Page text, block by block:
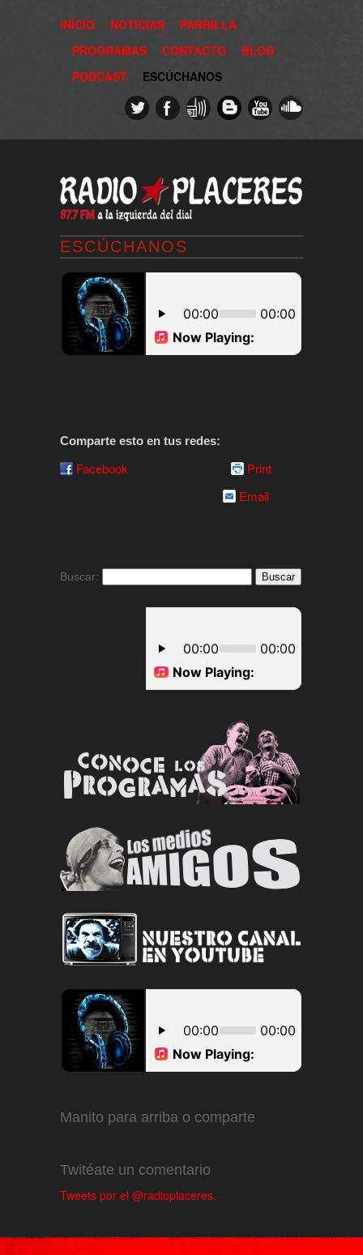
INICIO NOTICIAS
PARRILLA
PROGRAMAS
CONTACTO
BLOG
PODCAST
ESCÚCHANOS
ESCÚCHANOS
Comparte esto en tus redes:
Facebook
Print
Email
Buscar:
Manito para arriba o comparte
Twitéate un comentario
Tweets por el @radioplaceres.